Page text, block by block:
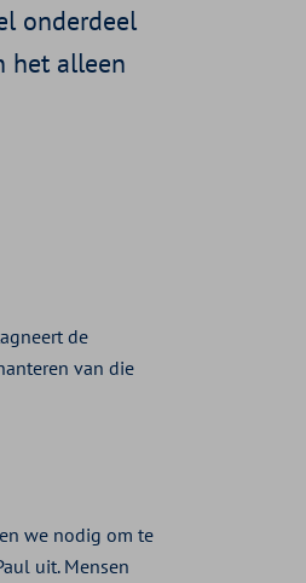
onderdeel
het alleen
de
van die
we nodig om te
uit. Mensen